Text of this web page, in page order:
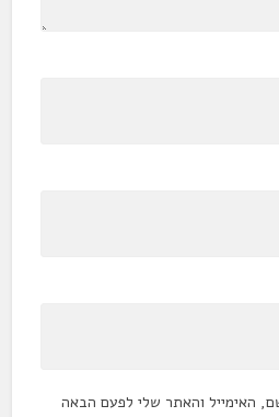
האימייל והאתר שלי לפעם הבאה